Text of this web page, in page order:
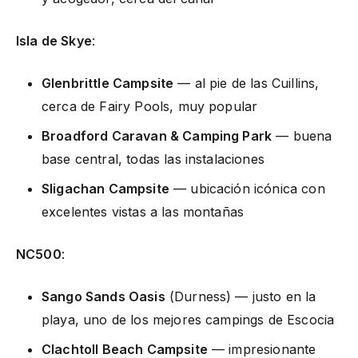
Isla de Skye:
Glenbrittle Campsite — al pie de las Cuillins,
cerca de Fairy Pools, muy popular
Broadford Caravan & Camping Park — buena
base central, todas las instalaciones
Sligachan Campsite — ubicación icónica con
excelentes vistas a las montañas
NC500:
Sango Sands Oasis (Durness) — justo en la
playa, uno de los mejores campings de Escocia
Clachtoll Beach Campsite — impresionante